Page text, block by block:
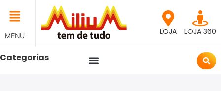
MENU LOJA LOJA 360
Categorias